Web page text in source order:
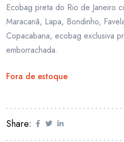
Ecobag preta do Rio de Janeiro
Maracanã, Lapa, Bondinho,
Copacabana, ecobag exclusiva
emborrachada.
Fora de estoque
Share: